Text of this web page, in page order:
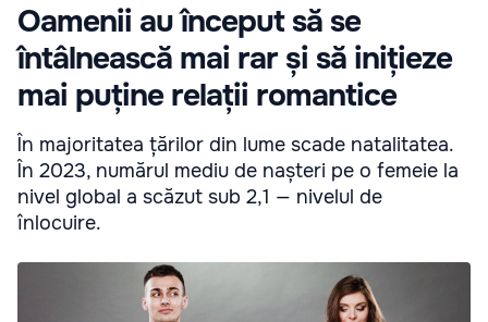
Oamenii au început să se
întâlnească mai rar și să inițieze
mai puține relații romantice
În majoritatea țărilor din lume scade natalitatea.
În 2023, numărul mediu de nașteri pe o femeie la
nivel global a scăzut sub 2,1 — nivelul de
înlocuire.